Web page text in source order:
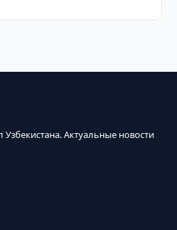
Актуальные новости